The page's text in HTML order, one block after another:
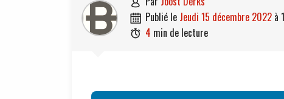
 publié le jeudi 15 décembre 2022 à
 4 min de lecture